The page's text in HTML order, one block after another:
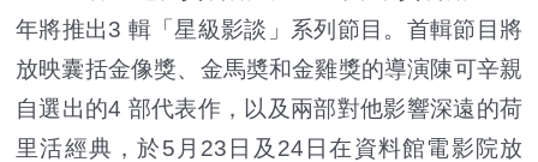
年將推出3 輯「星級影談」系列節目。首輯節目將
放映囊括金像獎、金馬奬和金雞獎的導演陳可辛親
自選出的4 部代表作，以及兩部對他影響深遠的荷
里活經典，於5月23日及24日在資料館電影院放